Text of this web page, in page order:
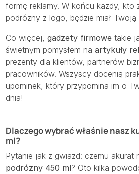
formę reklamy. W końcu każdy, kto
podróżny z logo, będzie miał Twoją
Co więcej, gadżety firmowe takie
świetnym pomysłem na artykuły
prezenty dla klientów, partnerów
pracowników. Wszyscy docenią
upominek, który przypomina im o
dnia!
Dlaczego wybrać właśnie nasz
ml?
Pytanie jak z gwiazd: czemu akurat
podróżny 450 ml? Oto kilka